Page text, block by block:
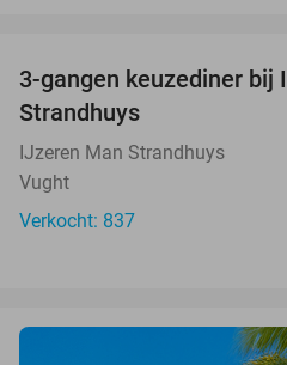
3-gangen keuzediner bij
Strandhuys
IJzeren Man Strandhuys
Vught
Verkocht: 837